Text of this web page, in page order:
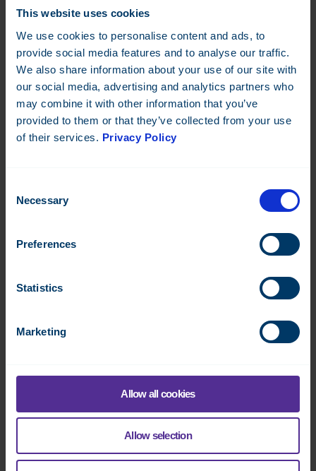
This website uses cookies
We use cookies to personalise content and ads, to
provide social media features and to analyse our traffic.
We also share information about your use of our site with
our social media, advertising and analytics partners who
may combine it with other information that you’ve
provided to them or that they’ve collected from your use
of their services. Privacy Policy
Selection
Necessary
Preferences
Statistics
Marketing
Allow all cookies
Allow selection
Trådlösa sensorer
Trådlösa M-Bus (OMS) och mioty sensorer